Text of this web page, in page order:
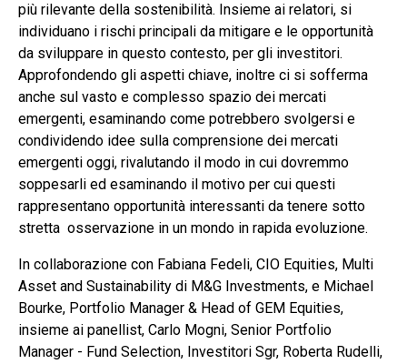
più rilevante della sostenibilità. Insieme ai relatori, si
individuano i rischi principali da mitigare e le opportunità
da sviluppare in questo contesto, per gli investitori.
Approfondendo gli aspetti chiave, inoltre ci si sofferma
anche sul vasto e complesso spazio dei mercati
emergenti, esaminando come potrebbero svolgersi e
condividendo idee sulla comprensione dei mercati
emergenti oggi, rivalutando il modo in cui dovremmo
soppesarli ed esaminando il motivo per cui questi
rappresentano opportunità interessanti da tenere sotto
stretta osservazione in un mondo in rapida evoluzione.
In collaborazione con Fabiana Fedeli, CIO Equities, Multi
Asset and Sustainability di M&G Investments, e Michael
Bourke, Portfolio Manager & Head of GEM Equities,
insieme ai panellist, Carlo Mogni, Senior Portfolio
Manager - Fund Selection, Investitori Sgr, Roberta Rudelli,